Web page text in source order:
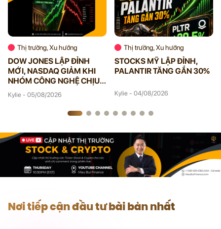
Thị trường, Xu hướng
DOW JONES LẬP ĐỈNH
MỚI, NASDAQ GIẢM KHI
NHÓM CÔNG NGHỆ CHỊU
ÁP LỰC
Kylie - 05/08/2026
Thị trường, Xu hướng
STOCKS MỸ LẬP ĐỈNH,
PALANTIR TĂNG GẦN 30%
Kylie - 04/08/2026
Nơi tiếp cận đầu tư bài bản nhất